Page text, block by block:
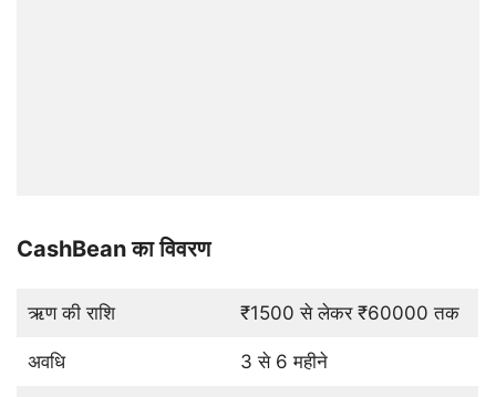
CashBean का विवरण
ऋण की राशि ₹1500 से लेकर ₹60000 तक
अवधि 3 से 6 महीने